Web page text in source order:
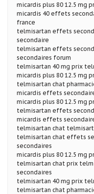
micardis plus 80 12.5 mg
micardis 40 effets
france
telmisartan effets
secondaire
telmisartan effets
secondaires forum
telmisartan 40 mg prix
micardis plus 80 12.5 mg
telmisartan chat
micardis effets
micardis plus 80 12.5 mg
telmisartan effets
micardis effets
telmisartan chat
telmisartan chat effets
secondaires
micardis plus 80 12.5 mg
telmisartan chat prix
secondaires
telmisartan 40 mg prix
telmisartan chat